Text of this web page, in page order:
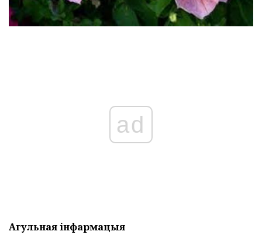
ad
Агульная інфармацыя